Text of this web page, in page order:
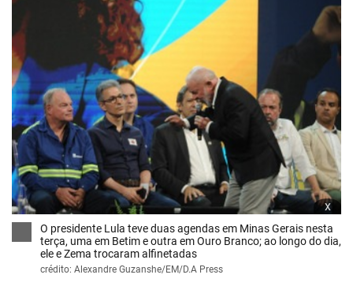
x
O presidente Lula teve duas agendas em Minas Gerais nesta
terça, uma em Betim e outra em Ouro Branco; ao longo do dia,
ele e Zema trocaram alfinetadas
crédito: Alexandre Guzanshe/EM/D.A Press